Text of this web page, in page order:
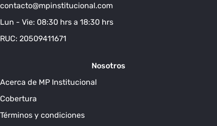
contacto@mpinstitucional.com
Lun - Vie: 08:30 hrs a 18:30 hrs
RUC: 20509411671
Nosotros
Acerca de MP Institucional
Cobertura
Términos y condiciones